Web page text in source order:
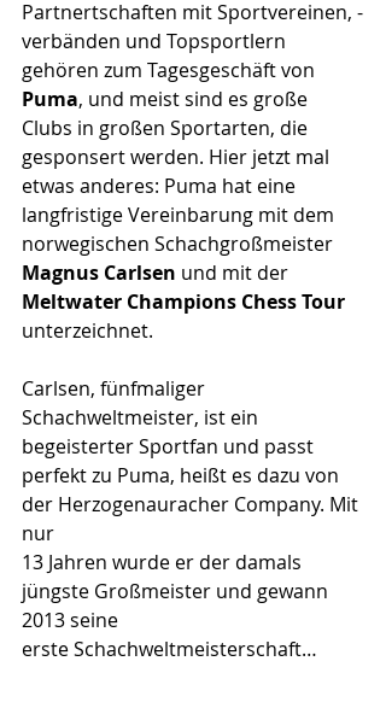
Partnertschaften mit Sportvereinen, -
verbänden und Topsportlern
gehören zum Tagesgeschäft von
Puma, und meist sind es große
Clubs in großen Sportarten, die
gesponsert werden. Hier jetzt mal
etwas anderes: Puma hat eine
langfristige Vereinbarung mit dem
norwegischen Schachgroßmeister
Magnus Carlsen und mit der
Meltwater Champions Chess Tour
unterzeichnet.
Carlsen, fünfmaliger
Schachweltmeister, ist ein
begeisterter Sportfan und passt
perfekt zu Puma, heißt es dazu von
der Herzogenauracher Company. Mit
nur
13 Jahren wurde er der damals
jüngste Großmeister und gewann
2013 seine
erste Schachweltmeisterschaft…